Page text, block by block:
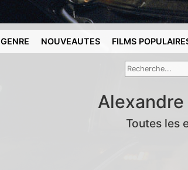
GENRE NOUVEAUTES FILMS
Toutes les